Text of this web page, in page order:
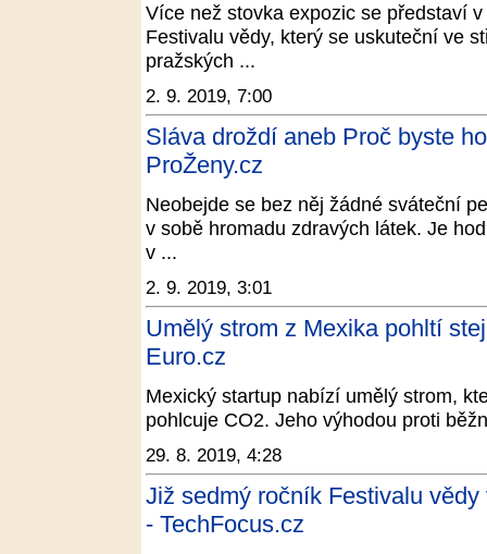
Více než stovka expozic se představí
Festivalu vědy, který se uskuteční ve
pražských ...
2. 9. 2019, 7:00
Sláva droždí aneb Proč byste
ProŽeny.cz
Neobejde se bez něj žádné sváteční
v sobě hromadu zdravých látek. Je
v ...
2. 9. 2019, 3:01
Umělý strom z Mexika pohltí
Euro.cz
Mexický startup nabízí umělý strom,
pohlcuje CO2. Jeho výhodou proti
29. 8. 2019, 4:28
Již sedmý ročník Festivalu
- TechFocus.cz